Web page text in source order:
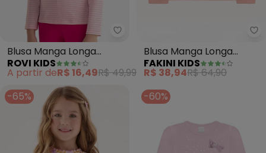
Rovi Kids - Blusa Manga Longa
Blusa Manga Longa
Feminina Listrado (Rosa)
ROVI KIDS
A partir deR$ 16,49R$ 49,99
Blusa Manga Longa
(Rosa)
FAKINI KIDS
R$ 38,94R$ 64,90
-65%
-60%